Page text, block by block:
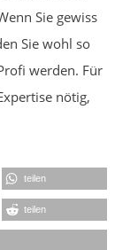
Sie gewiss
Sie wohl so
werden. Für
nötig,
teilen
teilen